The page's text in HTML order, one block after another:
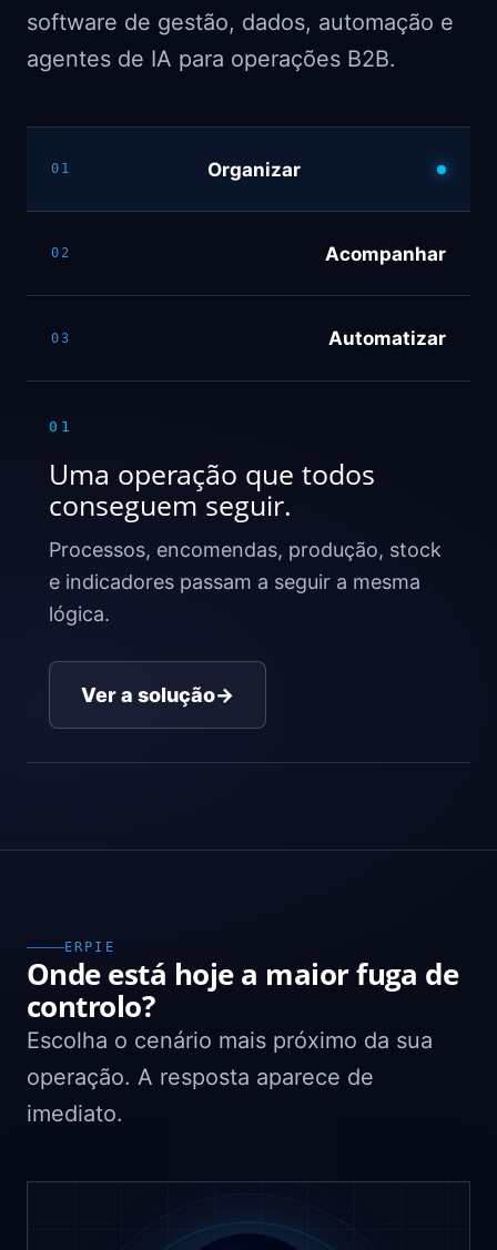
software de gestão, dados, automação e
agentes de IA para operações B2B.
01 Organizar
02 Acompanhar
03 Automatizar
01
Uma operação que todos
conseguem seguir.
Processos, encomendas, produção, stock
e indicadores passam a seguir a mesma
lógica.
Ver a solução→
ERPIE
Onde está hoje a maior fuga de
controlo?
Escolha o cenário mais próximo da sua
operação. A resposta aparece de
imediato.